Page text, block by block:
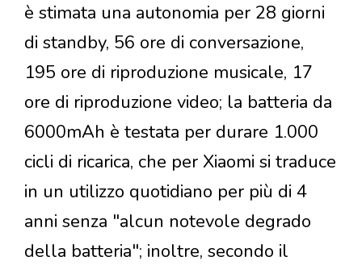
è stimata una autonomia per 28 giorni
di standby, 56 ore di conversazione,
195 ore di riproduzione musicale, 17
ore di riproduzione video; la batteria da
6000mAh è testata per durare 1.000
cicli di ricarica, che per Xiaomi si traduce
in un utilizzo quotidiano per più di 4
anni senza "alcun notevole degrado
della batteria"; inoltre, secondo il